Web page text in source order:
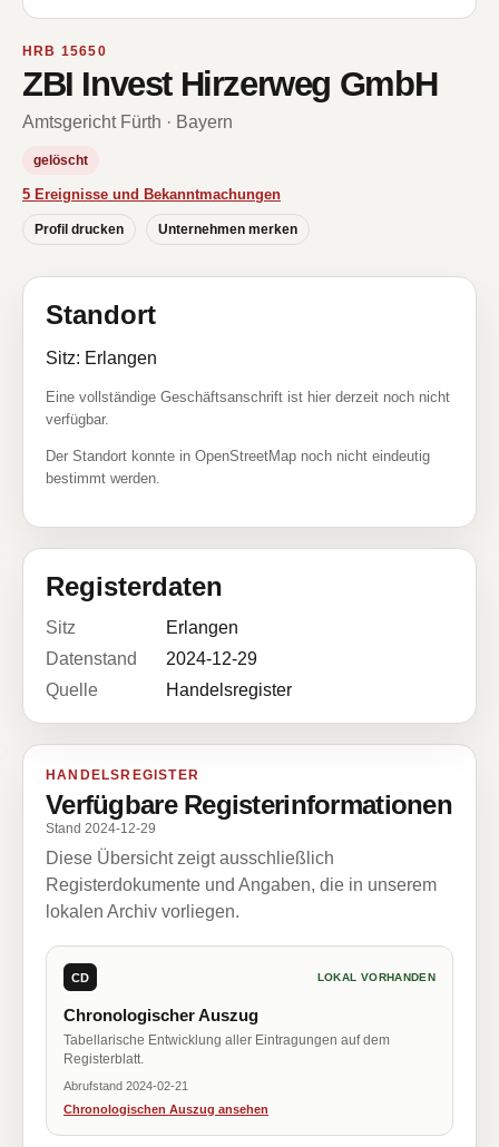
HRB 15650
ZBI Invest Hirzerweg GmbH
Amtsgericht Fürth · Bayern
gelöscht
5 Ereignisse und Bekanntmachungen
Profil drucken Unternehmen merken
Standort
Sitz: Erlangen
Eine vollständige Geschäftsanschrift ist hier derzeit noch nicht
verfügbar.
Der Standort konnte in OpenStreetMap noch nicht eindeutig
bestimmt werden.
Registerdaten
Sitz
Erlangen
Datenstand
2024-12-29
Quelle
Handelsregister
HANDELSREGISTER
Verfügbare Registerinformationen
Stand 2024-12-29
Diese Übersicht zeigt ausschließlich
Registerdokumente und Angaben, die in unserem
lokalen Archiv vorliegen.
CD LOKAL VORHANDEN
Chronologischer Auszug
Tabellarische Entwicklung aller Eintragungen auf dem
Registerblatt.
Abrufstand 2024-02-21
Chronologischen Auszug ansehen